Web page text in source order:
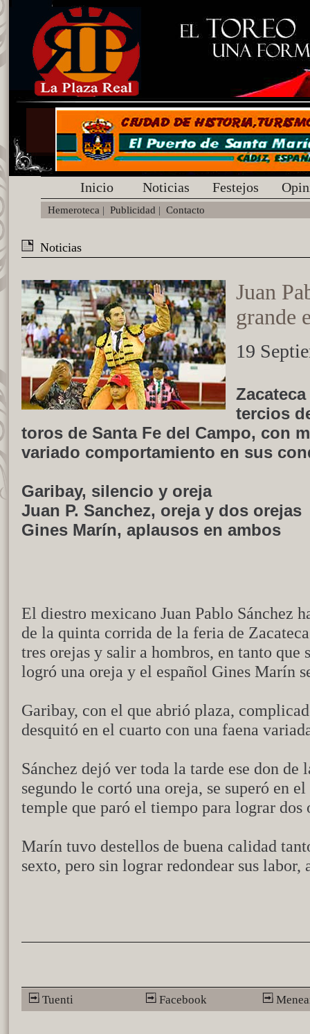
Inicio Noticias Festejos
Hemeroteca | Publicidad | Contacto
Noticias
Juan
grande
19
tercios
toros de Santa Fe del Campo, con
variado comportamiento en sus
Garibay, silencio y oreja
Juan P. Sanchez, oreja y dos orejas
Gines Marín, aplausos en ambos
El diestro mexicano Juan Pablo Sánchez
de la quinta corrida de la feria de
tres orejas y salir a hombros, en tanto
logró una oreja y el español Gines Marín
Garibay, con el que abrió plaza,
desquitó en el cuarto con una faena
Sánchez dejó ver toda la tarde ese don de
segundo le cortó una oreja, se superó en
temple que paró el tiempo para lograr dos
Marín tuvo destellos de buena calidad
sexto, pero sin lograr redondear sus labor,
Tuenti Facebook